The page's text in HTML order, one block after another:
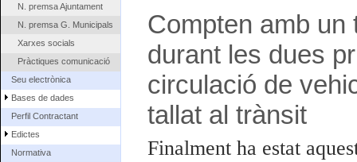
N. premsa Ajuntament
N. premsa G. Municipals
Xarxes socials
Pràctiques comunicació
Seu electrònica
Bases de dades
Perfil Contractant
Edictes
Normativa
Compten amb un
durant les dues
circulació de
tallat al trànsit
Finalment ha estat